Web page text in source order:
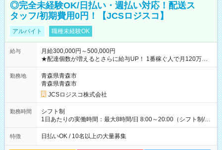
◎完全未経験OK/日払い・週払い対応！配送ス
タッフ/初期費用0円！【JCSロジスコ】
アルバイト 職種未経験OK
給与
月給300,000円～500,000円
★配達個数が増えるとさらに給与UP！ 1番稼ぐ人で月120万ほ
ど！ ・主要都市エリア 月収55万円／週5日稼働 月収65万~112
万円／週6日稼働 ・地方郊外エリア 月収40万円／週5日稼働 月
収40万円~50万円／週6日稼働 ＜モデルイメージ＞ ■月収50万
円 (27歳男性/江東区在住)※元建築関係 1日150個配達×25日勤務
(日休み) ■月収80万円(43歳男性/墨田区在住)※元営業 1日200個
勤務地
青森県青森市
青森県青森市
JCSロジスコ株式会社
勤務時間
シフト制
1日あたりの実働時間：最大8時間/日 8:00～20:00（シフト制/実
働8時間） ※週5日勤務（場所次第では週4も有り） ※配達状況
によって時間外での勤務可能性有り ※案件により多少の前後あ
特徴 日払いOK / 10名以上の大量募集